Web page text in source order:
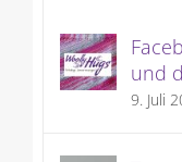
und
9. Juli